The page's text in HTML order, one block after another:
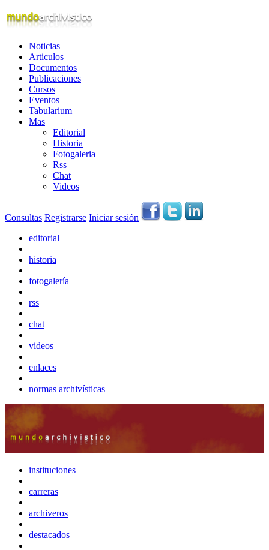
Noticias
Articulos
Documentos
Publicaciones
Cursos
Eventos
Tabularium
Mas
Editorial
Historia
Fotogaleria
Rss
Chat
Videos
Consultas Registrarse Iniciar sesión
editorial
historia
fotogalería
rss
chat
videos
enlaces
normas archivísticas
instituciones
carreras
archiveros
destacados